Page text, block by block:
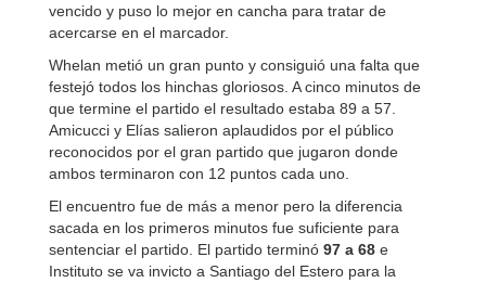
vencido y puso lo mejor en cancha para tratar de
acercarse en el marcador.
Whelan metió un gran punto y consiguió una falta que
festejó todos los hinchas gloriosos. A cinco minutos de
que termine el partido el resultado estaba 89 a 57.
Amicucci y Elías salieron aplaudidos por el público
reconocidos por el gran partido que jugaron donde
ambos terminaron con 12 puntos cada uno.
El encuentro fue de más a menor pero la diferencia
sacada en los primeros minutos fue suficiente para
sentenciar el partido. El partido terminó 97 a 68 e
Instituto se va invicto a Santiago del Estero para la